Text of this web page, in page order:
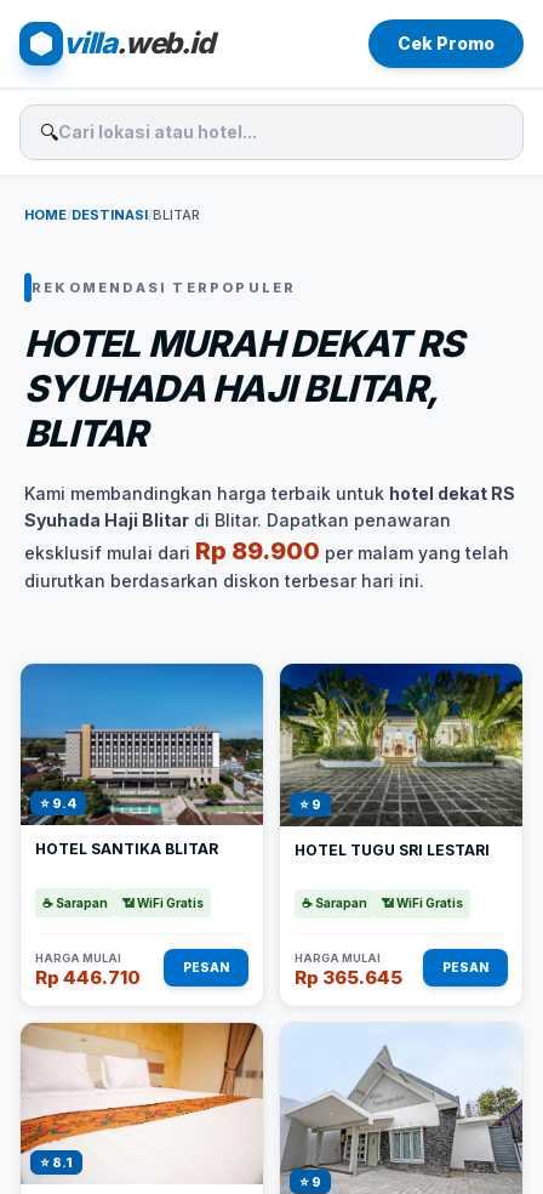
villa.web.id Cek Promo
🔍
HOME/DESTINASI/BLITAR
REKOMENDASI TERPOPULER
HOTEL MURAH DEKAT RS
SYUHADA HAJI BLITAR,
BLITAR
Kami membandingkan harga terbaik untuk hotel dekat RS
Syuhada Haji Blitar di Blitar. Dapatkan penawaran
eksklusif mulai dari Rp 89.900 per malam yang telah
diurutkan berdasarkan diskon terbesar hari ini.
⭐ 9.4
HOTEL SANTIKA BLITAR
☕ Sarapan 📶 WiFi Gratis
HARGA MULAI
Rp 446.710 PESAN
⭐ 9
HOTEL TUGU SRI LESTARI
☕ Sarapan 📶 WiFi Gratis
HARGA MULAI
Rp 365.645 PESAN
⭐ 8.1
⭐ 9